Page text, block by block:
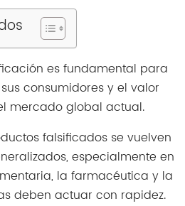
es fundamental para
consumidores y el valor
mercado global actual.
falsificados se vuelven
especialmente en
la farmacéutica y la
deben actuar con rapidez.